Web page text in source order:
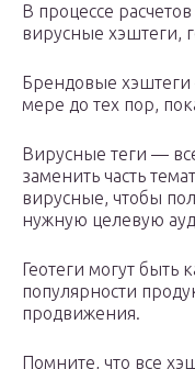
В процессе
вирусные хэштеги,
Брендовые хэштеги
мере до тех пор,
Вирусные теги —
заменить часть
вирусные, чтобы
нужную целевую
Геотеги могут быть
популярности
продвижения.
Помните, что все